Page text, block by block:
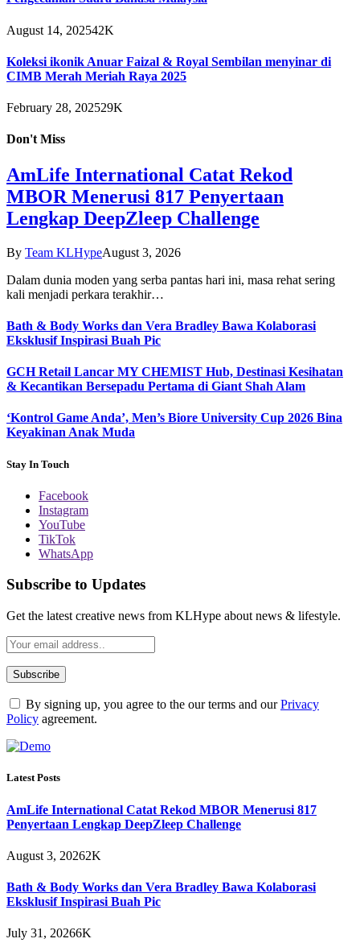
August 14, 202542K
Koleksi ikonik Anuar Faizal & Royal Sembilan menyinar di
CIMB Merah Meriah Raya 2025
February 28, 202529K
Don't Miss
AmLife International Catat Rekod
MBOR Menerusi 817 Penyertaan
Lengkap DeepZleep Challenge
By Team KLHypeAugust 3, 2026
Dalam dunia moden yang serba pantas hari ini, masa rehat sering
kali menjadi perkara terakhir…
Bath & Body Works dan Vera Bradley Bawa Kolaborasi
Eksklusif Inspirasi Buah Pic
GCH Retail Lancar MY CHEMIST Hub, Destinasi Kesihatan
& Kecantikan Bersepadu Pertama di Giant Shah Alam
‘Kontrol Game Anda’, Men’s Biore University Cup 2026 Bina
Keyakinan Anak Muda
Stay In Touch
Facebook
Instagram
YouTube
TikTok
WhatsApp
Subscribe to Updates
Get the latest creative news from KLHype about news & lifestyle.
By signing up, you agree to the our terms and ourPrivacy
Policy agreement.
Latest Posts
AmLife International Catat Rekod MBOR Menerusi 817
Penyertaan Lengkap DeepZleep Challenge
August 3, 20262K
Bath & Body Works dan Vera Bradley Bawa Kolaborasi
Eksklusif Inspirasi Buah Pic
July 31, 20266K